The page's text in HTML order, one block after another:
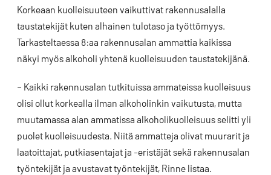
Korkeaan kuolleisuuteen vaikuttivat rakennusalalla
taustatekijät kuten alhainen tulotaso ja työttömyys.
Tarkasteltaessa 8:aa rakennusalan ammattia kaikissa
näkyi myös alkoholi yhtenä kuolleisuuden taustatekijänä.
– Kaikki rakennusalan tutkituissa ammateissa kuolleisuus
olisi ollut korkealla ilman alkoholinkin vaikutusta, mutta
muutamassa alan ammatissa alkoholikuolleisuus selitti yli
puolet kuolleisuudesta. Niitä ammatteja olivat muurarit ja
laatoittajat, putkiasentajat ja -eristäjät sekä rakennusalan
työntekijät ja avustavat työntekijät, Rinne listaa.